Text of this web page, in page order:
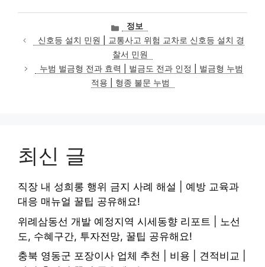
카
테
고
리
정보
신호등 설치 민원 | 교통사고 위험 교차로 신호등 설치 경
찰서 민원
누범 벌금형 전과 효력 | 벌금도 전과 인정 | 벌금형 누범
적용 | 형종 불문 누범
최신 글
직장 내 성희롱 행위 금지 사례 해설 | 예방 교육과
대응 매뉴얼 꿀팁 공유해요!
위례삼동선 개발 예정지역 시세동향 리포트 | 노선
도, 수혜구간, 투자전망, 꿀팁 공유해요!
충북 영동군 포장이사 업체 추천 | 비용 | 견적비교 |